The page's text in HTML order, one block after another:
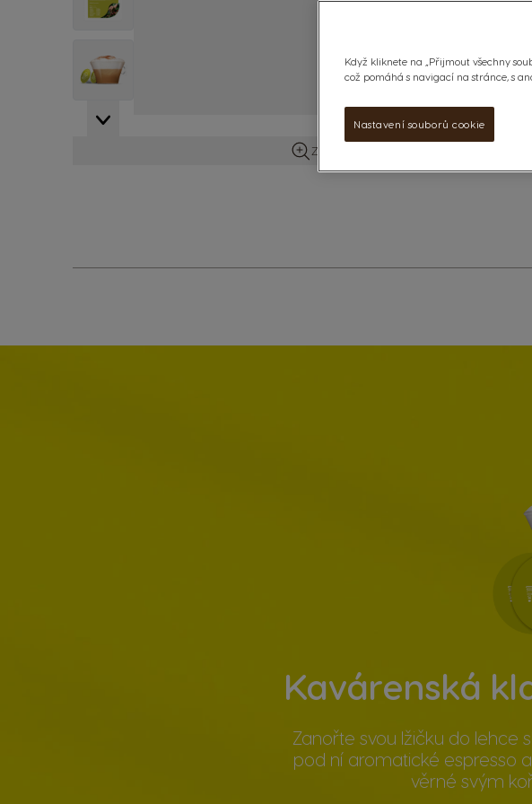
View larger image
Zobrazit více informací
Kavárenská
Zanořte svou lžičku do lehce
pod ní aromatické espresso
věrné svým
Když kliknete na „Přijmout všechny
což pomáhá s navigací na stránce, s
Nastavení souborů cookie